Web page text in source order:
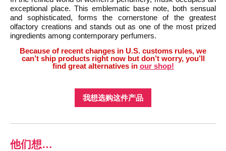
exceptional place. This emblematic base note, both sensual
and sophisticated, forms the cornerstone of the greatest
olfactory creations and stands out as one of the most prized
ingredients among contemporary perfumers.
Because of recent changes in U.S. customs rules, we
can’t ship products right now but don’t worry, you’ll
find great alternatives in our shop!
我想选购这件产品
他们想…